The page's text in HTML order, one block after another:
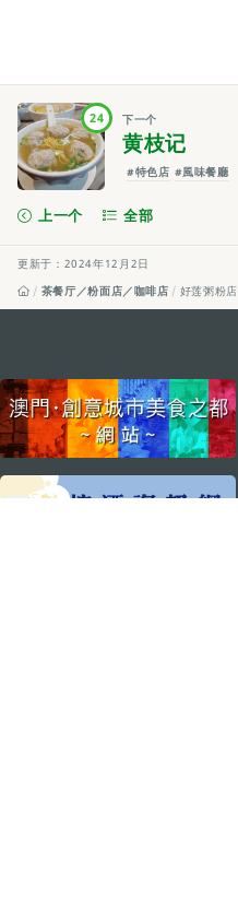
24 下一个
黄枝记
#特色店 #風味餐廳
上一个 全部
更新于：2024年12月2日
茶餐厅／粉面店／咖啡店
好莲粥粉店
external links